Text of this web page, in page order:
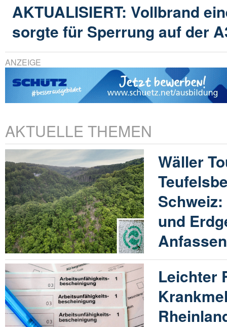
AKTUALISIERT: Vollbrand
sorgte für Sperrung auf der
ANZEIGE
AKTUELLE THEMEN
Wäller
und
Anfassen
Leichter